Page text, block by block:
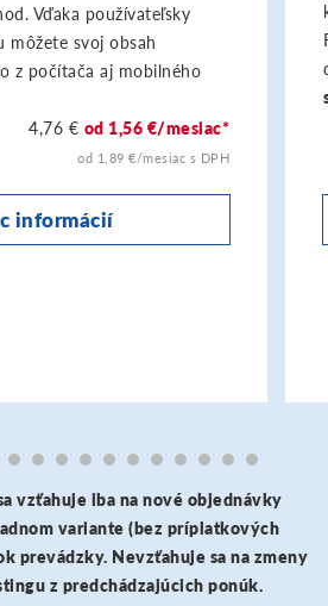
Vďaka používateľsky
môžete svoj obsah
z počítača aj mobilného
4,76 € od 1,56 €/mesiac*
od 1,89 €/mesiac s DPH
informácií
vzťahuje iba na nové objednávky
variante (bez príplatkových
prevádzky. Nevzťahuje sa na zmeny
z predchádzajúcich ponúk.